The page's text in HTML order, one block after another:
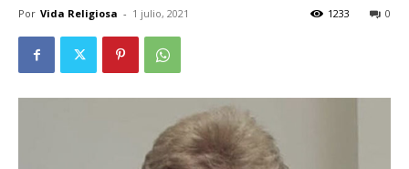
Por Vida Religiosa - 1 julio, 2021 0
1233